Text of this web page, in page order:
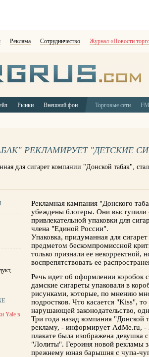
Реклама Сотрудничество Журнал «Новости
Рынки Внешний фон Торговые сети
РЕКЛАМИРУЕТ "ДЕТСКИЕ
для сигарет компании "Донской табак",
,
Yale в
Рекламная кампания "Донского
убеждены блогеры. Они выступили
привлекательной упаковки для
члена "Единой России".
Упаковка, придуманная для
предметом бескомпромиссной
только признали ее некорректной,
воспрепятствовать ее
Речь идет об оформлении коробок
дамские сигареты упаковали в
рисунками, которые, по мнению
подростков. Что касается "Kiss",
нарушающей законодательство,
Три года назад компания "Донской
рекламу, - информирует AdMe.ru,
плакате была изображена
"Лолиты". Героиня новой рекламы
прежнему юная барышня с чупа-